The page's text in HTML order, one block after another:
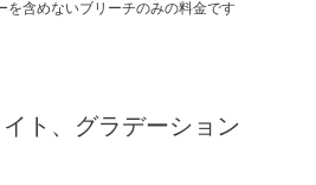
含めないブリーチのみの料金です
ト、グラデーション